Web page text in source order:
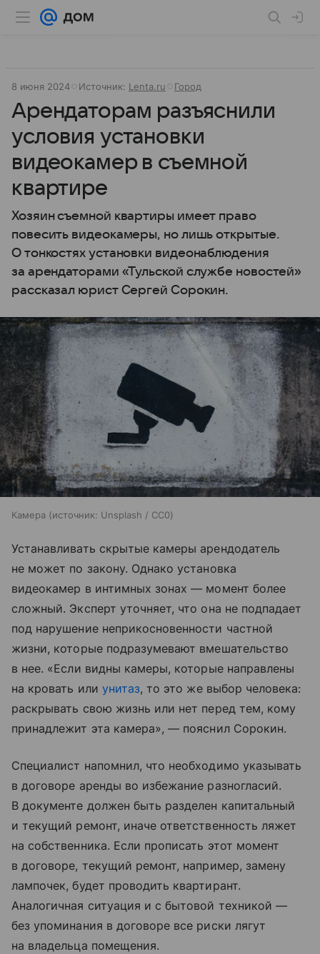
8 июня 2024 Источник: Lenta.ru Город
Арендаторам разъяснили
условия установки
видеокамер в съемной
квартире
Хозяин съемной квартиры имеет право
повесить видеокамеры, но лишь открытые.
О тонкостях установки видеонаблюдения
за арендаторами «Тульской службе новостей»
рассказал юрист Сергей Сорокин.
Камера источник: Unsplash / CC0
Устанавливать скрытые камеры арендодатель
не может по закону. Однако установка
видеокамер в интимных зонах — момент более
сложный. Эксперт уточняет, что она не подпадает
под нарушение неприкосновенности частной
жизни, которые подразумевают вмешательство
в нее. «Если видны камеры, которые направлены
на кровать или унитаз, то это же выбор человека:
раскрывать свою жизнь или нет перед тем, кому
принадлежит эта камера», — пояснил Сорокин.
Специалист напомнил, что необходимо указывать
в договоре аренды во избежание разногласий.
В документе должен быть разделен капитальный
и текущий ремонт, иначе ответственность ляжет
на собственника. Если прописать этот момент
в договоре, текущий ремонт, например, замену
лампочек, будет проводить квартирант.
Аналогичная ситуация и с бытовой техникой —
без упоминания в договоре все риски лягут
на владельца помещения.